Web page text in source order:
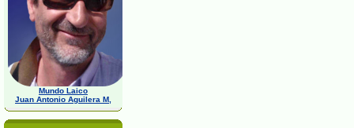
Mundo Laico
Juan Antonio Aguilera M,